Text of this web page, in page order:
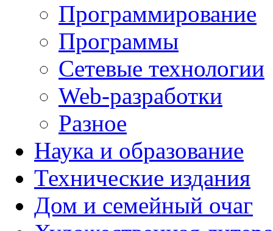
Программирование
Программы
Сетевые технологии
Web-разработки
Разное
Наука и образование
Технические издания
Дом и семейный очаг